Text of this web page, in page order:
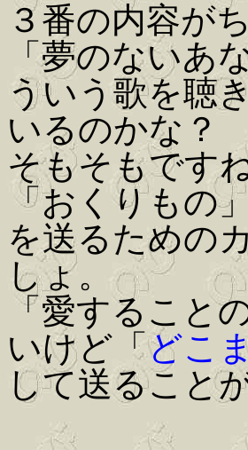
３番の内容が
「夢のないあ
ういう歌を聴
いるのかな？
そもそもです
「おくりもの
を送るための
しょ。
「愛すること
いけど「どこ
して送ること